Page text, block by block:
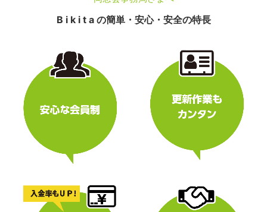
B i k i t a の簡単・安心・安全の特長